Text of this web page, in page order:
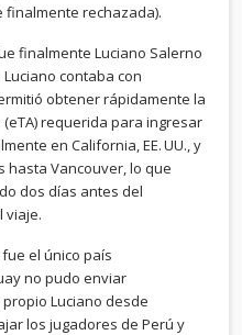
finalmente rechazada).
finalmente Luciano Salerno
contaba con
obtener rápidamente la
requerida para ingresar
en California, EE. UU., y
hasta Vancouver, lo que
dos días antes del
viaje.
el único país
no pudo enviar
Luciano desde
los jugadores de Perú y